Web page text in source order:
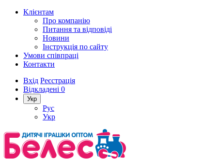
Клієнтам
Про компанію
Питання та відповіді
Новини
Інструкція по сайту
Умови співпраці
Контакти
Вхід Реєстрація
Відкладені 0
Укр
Рус
Укр